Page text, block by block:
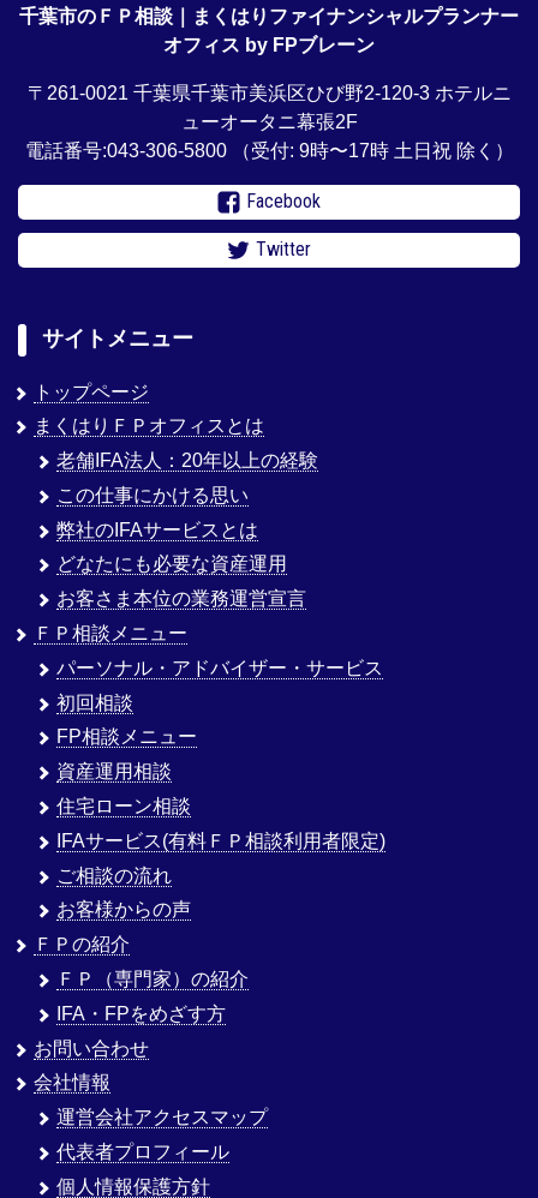
千葉市のＦＰ相談｜まくはりファイナンシャルプランナー
オフィス by FPブレーン
〒261-0021 千葉県千葉市美浜区ひび野2-120-3 ホテルニ
ューオータニ幕張2F
電話番号:043-306-5800
（受付: 9時〜17時 土日祝 除く）
Facebook
Twitter
サイトメニュー
トップページ
まくはりＦＰオフィスとは
老舗IFA法人：20年以上の経験
この仕事にかける思い
弊社のIFAサービスとは
どなたにも必要な資産運用
お客さま本位の業務運営宣言
ＦＰ相談メニュー
パーソナル・アドバイザー・サービス
初回相談
FP相談メニュー
資産運用相談
住宅ローン相談
IFAサービス(有料ＦＰ相談利用者限定)
ご相談の流れ
お客様からの声
ＦＰの紹介
ＦＰ（専門家）の紹介
IFA・FPをめざす方
お問い合わせ
会社情報
運営会社アクセスマップ
代表者プロフィール
個人情報保護方針